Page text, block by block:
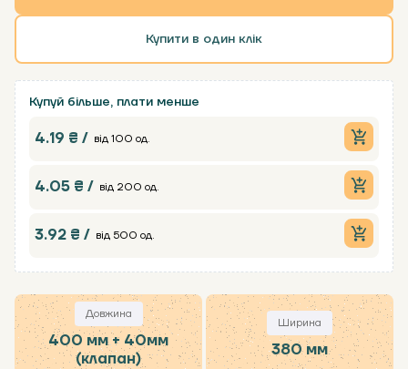
Купити в один клік
Купуй більше, плати менше
4.19 ₴ / від 100 од.
4.05 ₴ / від 200 од.
3.92 ₴ / від 500 од.
Довжина
400 мм + 40мм
(клапан)
Ширина
380 мм